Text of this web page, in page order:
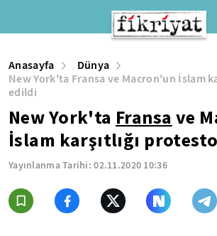
Anasayfa
Dünya
New York'ta Fransa ve Macron'un İslam
edildi
New York'ta Fransa ve
İslam karşıtlığı
Yayınlanma Tarihi:02.11.2020 10:36